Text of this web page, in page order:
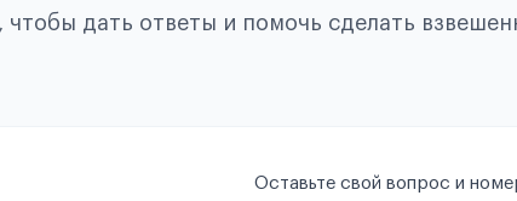
дать ответы и помочь сделать
Оставьте свой вопрос и